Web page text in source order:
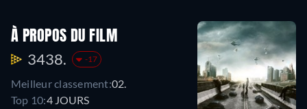
À PROPOS DU FILM
3438. -17
Meilleur classement:02.
Top 10:4 JOURS